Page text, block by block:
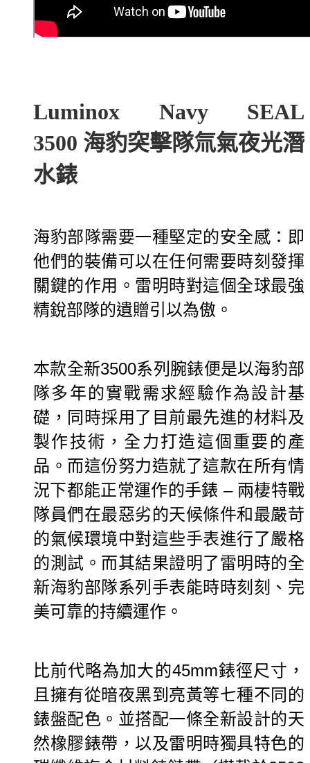
Luminox Navy SEAL
3500 海豹突擊隊氚氣夜光潛
水錶
海豹部隊需要一種堅定的安全感：即
他們的裝備可以在任何需要時刻發揮
關鍵的作用。 雷明時對這個全球最強
精銳部隊的遺贈引以為傲。
本款全新3500系列腕錶便是以海豹部
隊多年的實戰需求經驗作為設計基
礎，同時採用了目前最先進的材料及
製作技術，全力打造這個重要的產
品。 而這份努力造就了這款在所有情
況下都能正常運作的手錶 – 兩棲特戰
隊員們在最惡劣的天候條件和最嚴苛
的氣候環境中對這些手表進行了嚴格
的測試。 而其結果證明了雷明時的全
新海豹部隊系列手表能時時刻刻、完
美可靠的持續運作。
比前代略為加大的45mm錶徑尺寸，
且擁有從暗夜黑到亮黃等七種不同的
錶盤配色。並搭配一條全新設計的天
然橡膠錶帶，以及雷明時獨具特色的